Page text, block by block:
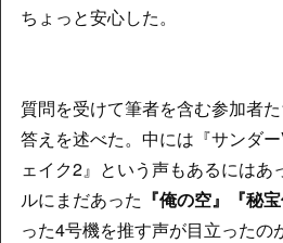
ちょっと安心した。
質問を受けて筆者を含む参加者
答えを述べた。中には『サンダ
ェイク2』という声もあるにはあ
ルにまだあった 『俺の空』『秘
った4号機を推す声が目立ったの